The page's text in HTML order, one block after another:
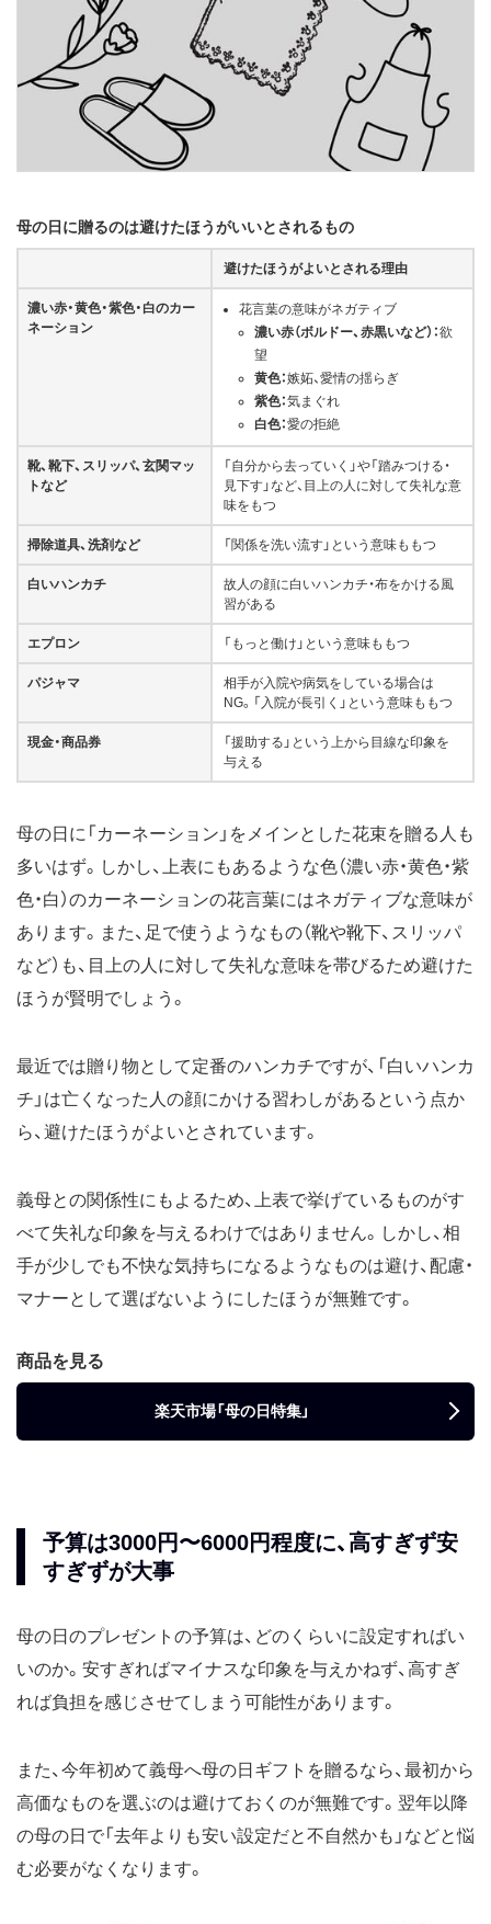
母の日に贈るのは避けたほうがいいとされるもの
避けたほうがよいとされる理由
濃い赤・黄色・紫色・白のカー
ネーション
花言葉の意味がネガティブ
濃い赤（ボルドー、赤黒いなど）：欲
望
黄色：嫉妬、愛情の揺らぎ
紫色：気まぐれ
白色：愛の拒絶
靴、靴下、スリッパ、玄関マッ
トなど
「自分から去っていく」や「踏みつける・
見下す」など、目上の人に対して失礼な意
味をもつ
掃除道具、洗剤など 「関係を洗い流す」という意味ももつ
白いハンカチ
故人の顔に白いハンカチ・布をかける風
習がある
エプロン 「もっと働け」という意味ももつ
パジャマ
相手が入院や病気をしている場合は
NG。「入院が長引く」という意味ももつ
現金・商品券
「援助する」という上から目線な印象を
与える
母の日に「カーネーション」をメインとした花束を贈る人も
多いはず。しかし、上表にもあるような色（濃い赤・黄色・紫
色・白）のカーネーションの花言葉にはネガティブな意味が
あります。また、足で使うようなもの（靴や靴下、スリッパ
など）も、目上の人に対して失礼な意味を帯びるため避けた
ほうが賢明でしょう。
最近では贈り物として定番のハンカチですが、「白いハンカ
チ」は亡くなった人の顔にかける習わしがあるという点か
ら、避けたほうがよいとされています。
義母との関係性にもよるため、上表で挙げているものがす
べて失礼な印象を与えるわけではありません。しかし、相
手が少しでも不快な気持ちになるようなものは避け、配慮・
マナーとして選ばないようにしたほうが無難です。
商品を見る
楽天市場「母の日特集」
予算は3000円〜6000円程度に、高すぎず安
すぎずが大事
母の日のプレゼントの予算は、どのくらいに設定すればい
いのか。安すぎればマイナスな印象を与えかねず、高すぎ
れば負担を感じさせてしまう可能性があります。
また、今年初めて義母へ母の日ギフトを贈るなら、最初から
高価なものを選ぶのは避けておくのが無難です。翌年以降
の母の日で「去年よりも安い設定だと不自然かも」などと悩
む必要がなくなります。